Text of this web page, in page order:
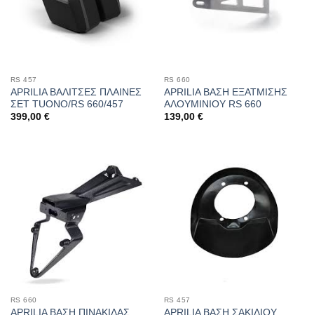
RS 457
APRILIA ΒΑΛΙΤΣΕΣ ΠΛΑΙΝΕΣ
ΣΕΤ TUONO/RS 660/457
399,00 €
RS 660
APRILIA ΒΑΣΗ ΕΞΑΤΜΙΣΗΣ
ΑΛΟΥΜΙΝΙΟΥ RS 660
139,00 €
RS 660
APRILIA ΒΑΣΗ ΠΙΝΑΚΙΔΑΣ
RS 457
APRILIA ΒΑΣΗ ΣΑΚΙΔΙΟΥ